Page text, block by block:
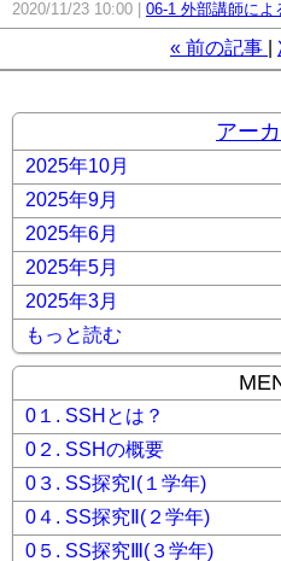
2020/11/23 10:00 06-1 外部講師によ
« 前の記事
アー
2025年10月
2025年9月
2025年6月
2025年5月
2025年3月
もっと読む
0１. SSHとは？
0２. SSHの概要
0３. SS探究Ⅰ(１学年)
0４. SS探究Ⅱ(２学年)
0５. SS探究Ⅲ(３学年)